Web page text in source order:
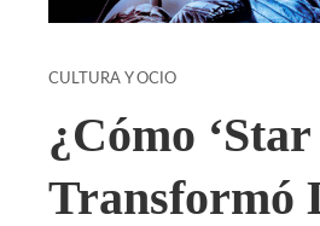
CULTURA Y OCIO
¿Cómo ‘Star
Transformó